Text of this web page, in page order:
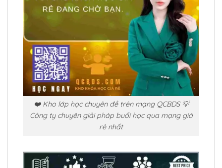
❤️ Kho lớp học chuyên đề trên mạng QCBDS 💡
Công ty chuyên giải pháp buổi học qua mạng giá
rẻ nhất